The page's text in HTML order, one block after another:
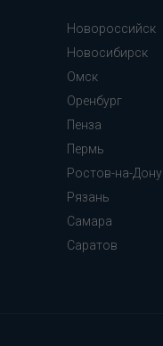
Новороссийск
Новосибирск
Омск
Оренбург
Пенза
Пермь
Ростов-на-Дону
Рязань
Самара
Cаратов